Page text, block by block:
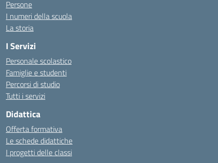
Persone
I numeri della scuola
La storia
I Servizi
Personale scolastico
Famiglie e studenti
Percorsi di studio
Tutti i servizi
Didattica
Offerta formativa
Le schede didattiche
I progetti delle classi